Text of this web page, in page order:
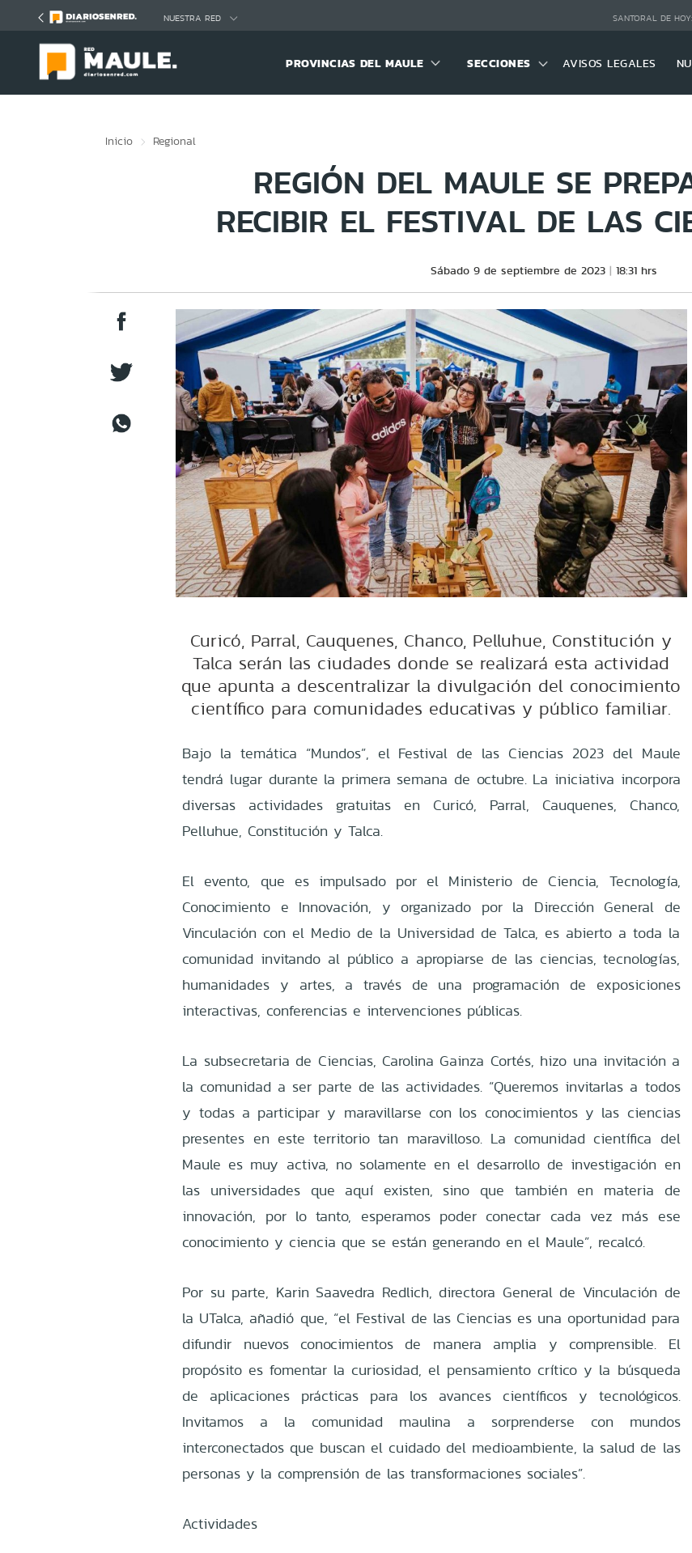
NUESTRA RED SANTORAL DE HOY:
PROVINCIAS DEL MAULE SECCIONES AVISOS LEGALES
Inicio Regional
REGIÓN DEL MAULE SE
RECIBIR EL FESTIVAL DE LAS
Sábado 9 de septiembre de 2023 18:31 hrs
Curicó, Parral, Cauquenes, Chanco, Pelluhue, Constitución y
Talca serán las ciudades donde se realizará esta actividad
que apunta a descentralizar la divulgación del conocimiento
científico para comunidades educativas y público familiar.
Bajo la temática “Mundos”, el Festival de las Ciencias 2023 del Maule
tendrá lugar durante la primera semana de octubre. La iniciativa incorpora
diversas actividades gratuitas en Curicó, Parral, Cauquenes, Chanco,
Pelluhue, Constitución y Talca.
El evento, que es impulsado por el Ministerio de Ciencia, Tecnología,
Conocimiento e Innovación, y organizado por la Dirección General de
Vinculación con el Medio de la Universidad de Talca, es abierto a toda la
comunidad invitando al público a apropiarse de las ciencias, tecnologías,
humanidades y artes, a través de una programación de exposiciones
interactivas, conferencias e intervenciones públicas.
La subsecretaria de Ciencias, Carolina Gainza Cortés, hizo una invitación a
la comunidad a ser parte de las actividades. “Queremos invitarlas a todos
y todas a participar y maravillarse con los conocimientos y las ciencias
presentes en este territorio tan maravilloso. La comunidad científica del
Maule es muy activa, no solamente en el desarrollo de investigación en
las universidades que aquí existen, sino que también en materia de
innovación, por lo tanto, esperamos poder conectar cada vez más ese
conocimiento y ciencia que se están generando en el Maule”, recalcó.
Por su parte, Karin Saavedra Redlich, directora General de Vinculación de
la UTalca, añadió que, “el Festival de las Ciencias es una oportunidad para
difundir nuevos conocimientos de manera amplia y comprensible. El
propósito es fomentar la curiosidad, el pensamiento crítico y la búsqueda
de aplicaciones prácticas para los avances científicos y tecnológicos.
Invitamos a la comunidad maulina a sorprenderse con mundos
interconectados que buscan el cuidado del medioambiente, la salud de las
personas y la comprensión de las transformaciones sociales”.
Actividades